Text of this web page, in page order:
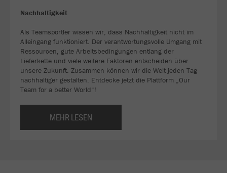
Nachhaltigkeit
Als Teamsportler wissen wir, dass Nachhaltigkeit nicht im
Alleingang funktioniert. Der verantwortungsvolle Umgang mit
Ressourcen, gute Arbeitsbedingungen entlang der
Lieferkette und viele weitere Faktoren entscheiden über
unsere Zukunft. Zusammen können wir die Welt jeden Tag
nachhaltiger gestalten. Entdecke jetzt die Plattform „Our
Team for a better World“!
MEHR LESEN